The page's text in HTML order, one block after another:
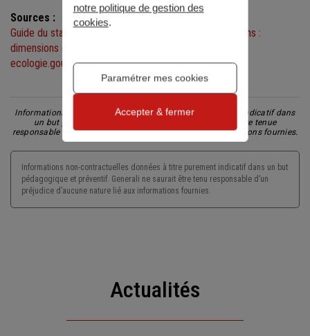
Sources :
Guide du stationnement des vélos dans les constructions :
dimensions et caractéristiques (pdf, 4,6 Mo) sur le site
ecologie.gouv.fr
Partager l'article
Informations non-contractuelles données à titre purement indicatif dans
un but pédagogique et préventif. Generali ne saurait être tenue
responsable d'un préjudice d'aucune nature lié aux informations fournies.
Informations non-contractuelles données à titre purement indicatif dans un but
pédagogique et préventif. Generali ne saurait être tenu responsable d’un
préjudice d’aucune nature lié aux informations fournies.
Actualités
notre politique de gestion des
cookies.
Paramétrer mes cookies
Accepter & fermer